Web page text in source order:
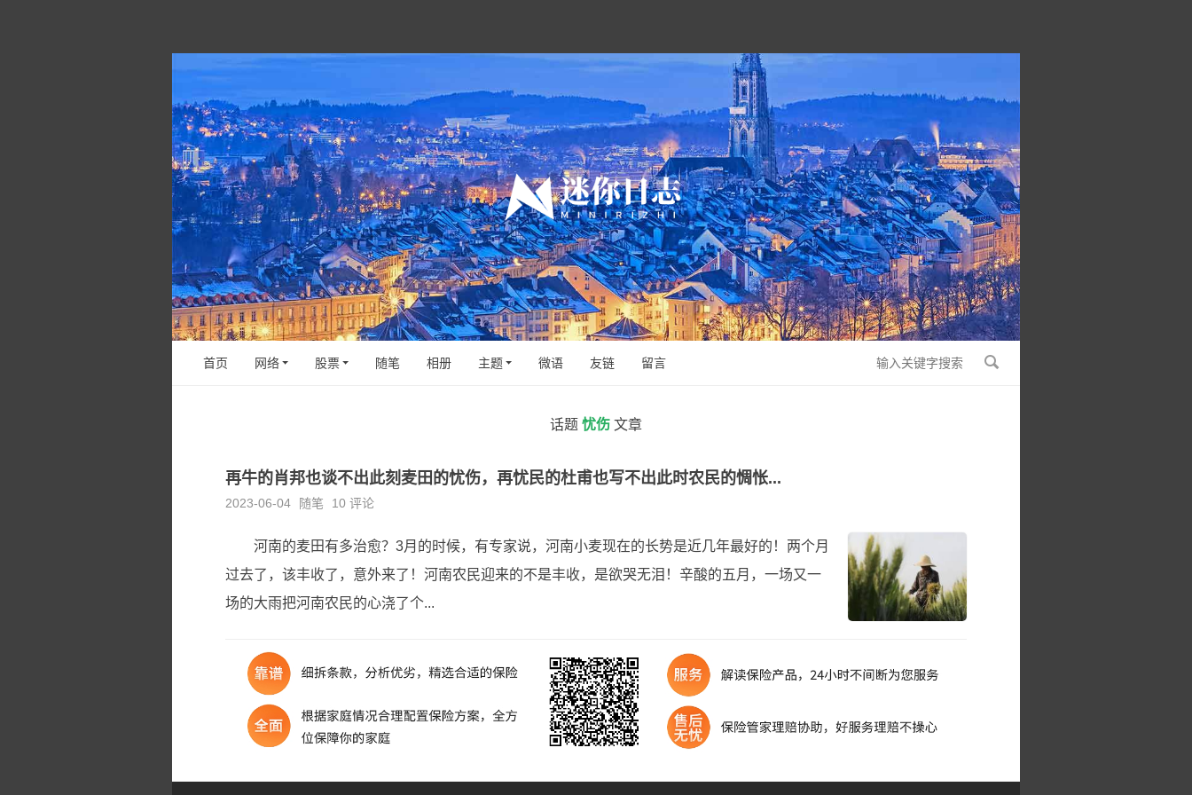
首页 网络 股票 随笔 相册 主题 微语 友链 留言
话题 忧伤 文章
再牛的肖邦也谈不出此刻麦田的忧伤，再忧民的杜甫也写不出此时农民的惆怅...
2023-06-04 随笔 10 评论
河南的麦田有多治愈？3月的时候，有专家说，河南小麦现在的长势是近几年最好的！两个月
过去了，该丰收了，意外来了！河南农民迎来的不是丰收，是欲哭无泪！辛酸的五月，一场又一
场的大雨把河南农民的心浇了个...